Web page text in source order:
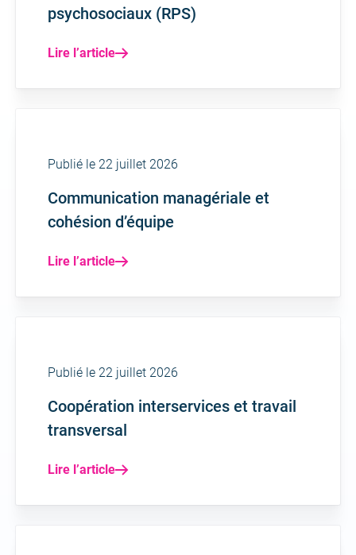
psychosociaux (RPS)
Lire l’article
Publié le 22 juillet 2026
Communication managériale et
cohésion d’équipe
Lire l’article
Publié le 22 juillet 2026
Coopération interservices et travail
transversal
Lire l’article